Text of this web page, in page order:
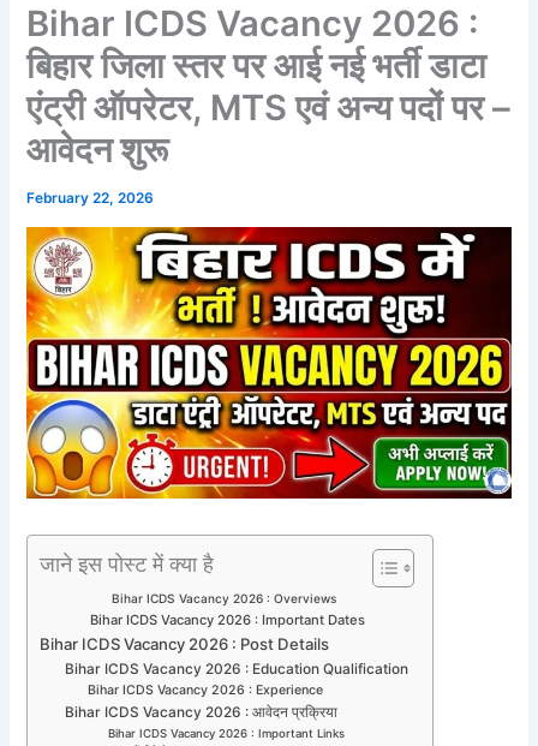
Bihar ICDS Vacancy 2026 :
बिहार जिला स्तर पर आई नई भर्ती डाटा
एंट्री ऑपरेटर, MTS एवं अन्य पदों पर –
आवेदन शुरू
February 22, 2026
जाने इस पोस्ट में क्या है
Bihar ICDS Vacancy 2026 : Overviews
Bihar ICDS Vacancy 2026 : Important Dates
Bihar ICDS Vacancy 2026 : Post Details
Bihar ICDS Vacancy 2026 : Education Qualification
Bihar ICDS Vacancy 2026 : Experience
Bihar ICDS Vacancy 2026 : आवेदन प्रक्रिया
Bihar ICDS Vacancy 2026 : Important Links